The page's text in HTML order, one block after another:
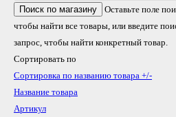
Оставьте поле
чтобы найти все товары, или введите
запрос, чтобы найти конкретный товар.
Сортировать по
Сортировка по названию товара +/-
Название товара
Артикул